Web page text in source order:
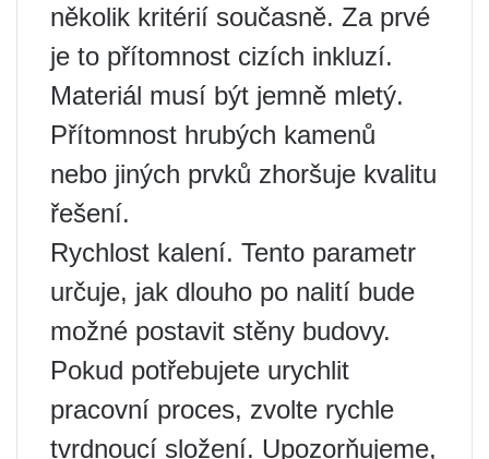
několik kritérií současně. Za prvé
je to přítomnost cizích inkluzí.
Materiál musí být jemně mletý.
Přítomnost hrubých kamenů
nebo jiných prvků zhoršuje kvalitu
řešení.
Rychlost kalení. Tento parametr
určuje, jak dlouho po nalití bude
možné postavit stěny budovy.
Pokud potřebujete urychlit
pracovní proces, zvolte rychle
tvrdnoucí složení. Upozorňujeme,